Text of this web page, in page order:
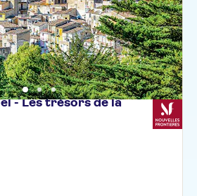
- Les trésors de la